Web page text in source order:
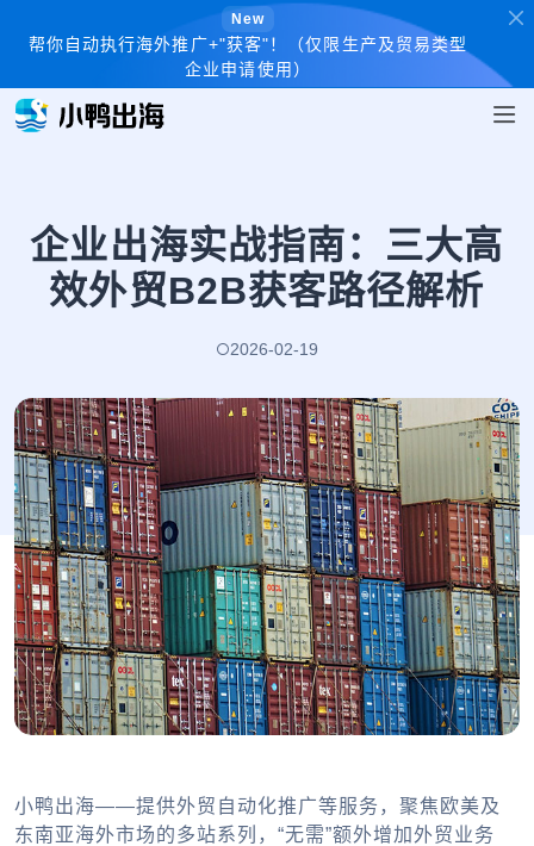
New
帮你自动执行海外推广+"获客"！（仅限生产及贸易类型
企业申请使用）
企业出海实战指南：三大高
效外贸B2B获客路径解析
2026-02-19
小鸭出海——提供外贸自动化推广等服务，聚焦欧美及
东南亚海外市场的多站系列，“无需”额外增加外贸业务